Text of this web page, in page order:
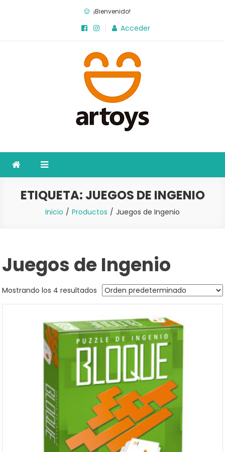
¡Bienvenido!
Acceder
ETIQUETA: JUEGOS DE INGENIO
Inicio Productos Juegos de Ingenio
Juegos de Ingenio
Mostrando los 4 resultados